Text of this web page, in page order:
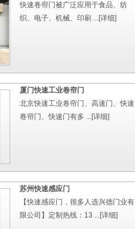
快速卷帘门被广泛应用于食品、纺
织、电子、机械、印刷 ...[详细]
厦门快速工业卷帘门
北京快速工业卷帘门、高速门、快速
卷帘门、快速门有多 ...[详细]
苏州快速感应门
【快速感应门，很多人选兴德门业有
限公司】定制热线：13 ...[详细]